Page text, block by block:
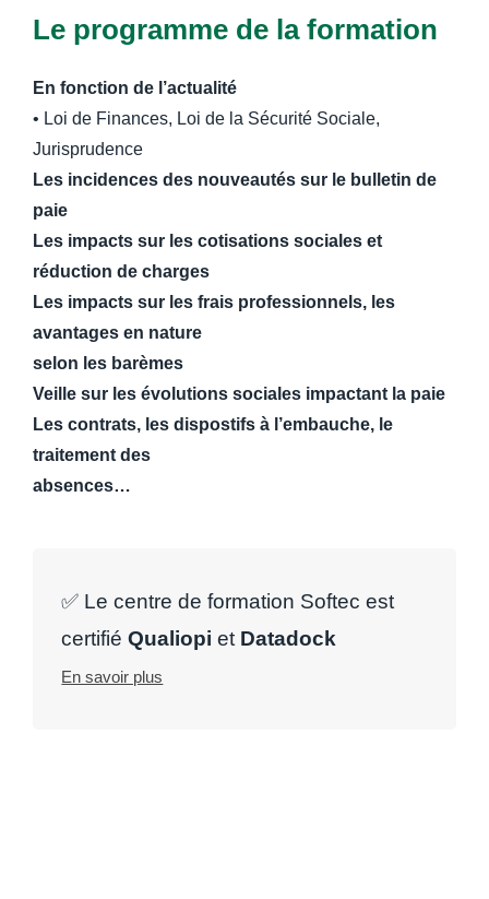
Le programme de la formation
En fonction de l’actualité
• Loi de Finances, Loi de la Sécurité Sociale,
Jurisprudence
Les incidences des nouveautés sur le bulletin de
paie
Les impacts sur les cotisations sociales et
réduction de charges
Les impacts sur les frais professionnels, les
avantages en nature
selon les barèmes
Veille sur les évolutions sociales impactant la paie
Les contrats, les dispostifs à l’embauche, le
traitement des
absences…
✅ Le centre de formation Softec est
certifiéQualiopi et Datadock
En savoir plus